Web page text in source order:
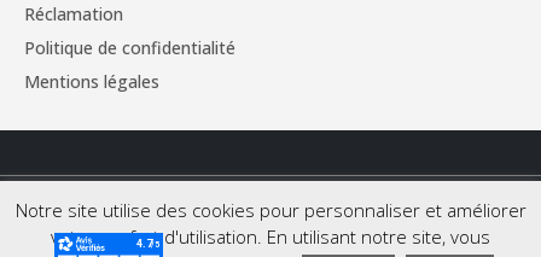
Réclamation
Politique de confidentialité
Mentions légales
© Copyright 2026 - Tous droits réservés.
Notre site utilise des cookies pour personnaliser et améliorer
votre confort d'utilisation. En utilisant notre site, vous